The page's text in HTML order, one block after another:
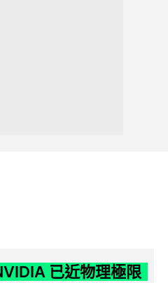
已近物理極限